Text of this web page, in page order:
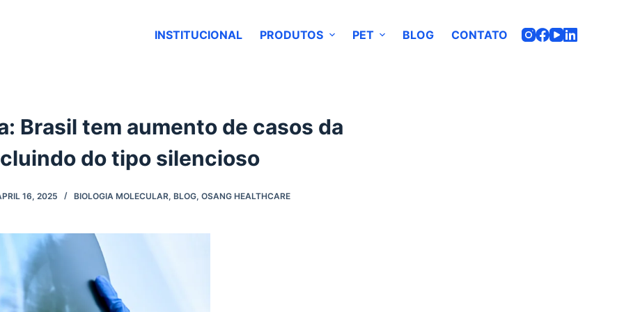
INSTITUCIONAL PRODUTOS PET BLOG CONTATO
Brasil tem aumento de casos da
do tipo silencioso
16, 2025 BIOLOGIA MOLECULAR, BLOG, OSANG HEALTHCARE